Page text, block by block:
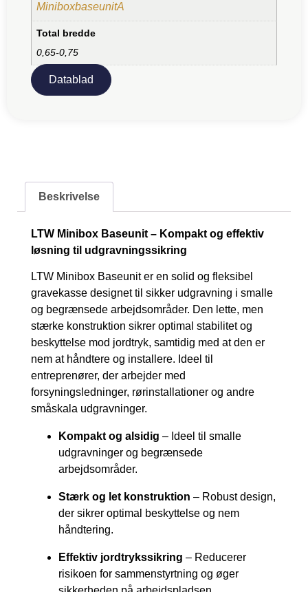
MiniboxbaseunitA
Total bredde
0,65-0,75
Datablad
Beskrivelse
LTW Minibox Baseunit – Kompakt og effektiv
løsning til udgravningssikring
LTW Minibox Baseunit er en solid og fleksibel
gravekasse designet til sikker udgravning i smalle
og begrænsede arbejdsområder. Den lette, men
stærke konstruktion sikrer optimal stabilitet og
beskyttelse mod jordtryk, samtidig med at den er
nem at håndtere og installere. Ideel til
entreprenører, der arbejder med
forsyningsledninger, rørinstallationer og andre
småskala udgravninger.
Kompakt og alsidig – Ideel til smalle
udgravninger og begrænsede
arbejdsområder.
Stærk og let konstruktion – Robust design,
der sikrer optimal beskyttelse og nem
håndtering.
Effektiv jordtrykssikring – Reducerer
risikoen for sammenstyrtning og øger